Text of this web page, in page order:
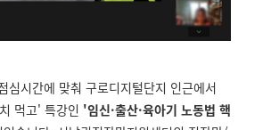
심시간에 맞춰 구로디지털단지 인근에서
먹고' 특강인 '임신·출산·육아기 노동법 핵